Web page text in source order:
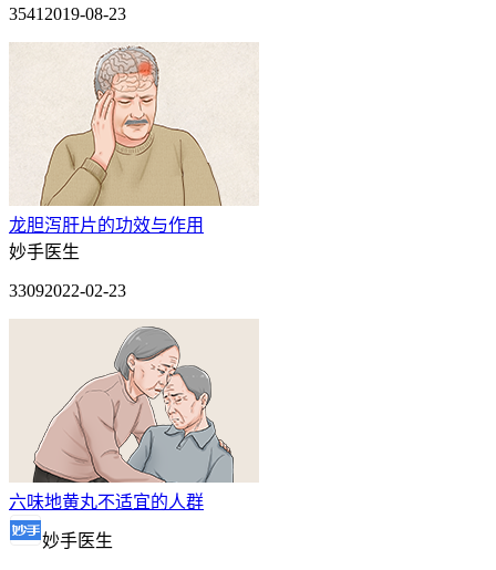
3541 2019-08-23
龙胆泻肝片的功效与作用
妙手医生
33092022-02-23
六味地黄丸不适宜的人群
妙手医生